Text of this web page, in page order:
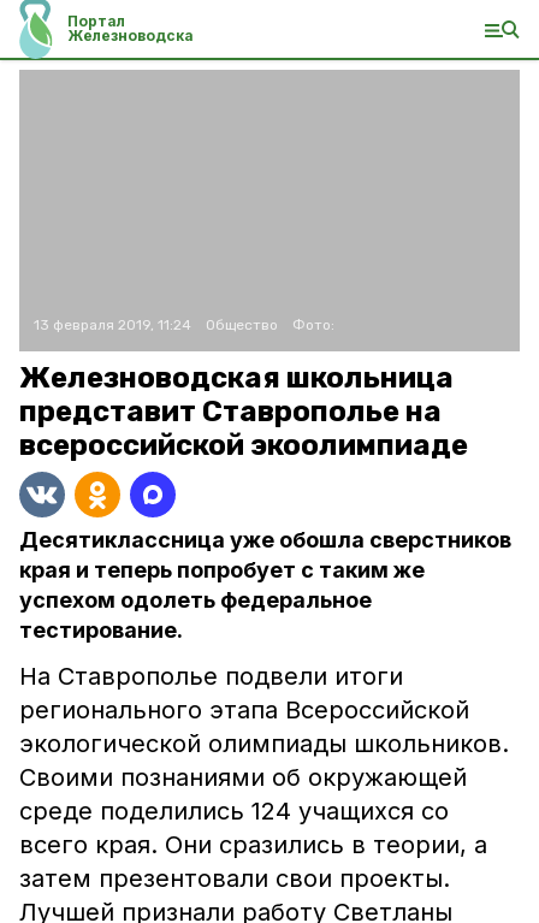
Портал
Железноводска
13 февраля 2019, 11:24 Общество Фото:
Железноводская школьница
представит Ставрополье на
всероссийской экоолимпиаде
Десятиклассница уже обошла сверстников
края и теперь попробует с таким же
успехом одолеть федеральное
тестирование.
На Ставрополье подвели итоги
регионального этапа Всероссийской
экологической олимпиады школьников.
Своими познаниями об окружающей
среде поделились 124 учащихся со
всего края. Они сразились в теории, а
затем презентовали свои проекты.
Лучшей признали работу Светланы